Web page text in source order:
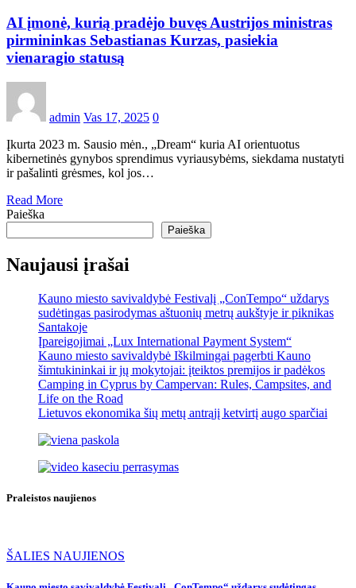
AI įmonė, kurią pradėjo buvęs Austrijos ministras
pirmininkas Sebastianas Kurzas, pasiekia
vienaragio statusą
admin Vas 17, 2025 0
Įkurta 2023 m. Sausio mėn., „Dream“ kuria AI orientuotus
kibernetinės gynybos sprendimus vyriausybėms, siekdama nustatyti
ir pašalinti grėsmes, kol jos…
Read More
Paieška
Paieška
Naujausi įrašai
Kauno miesto savivaldybė Festivalį „ConTempo“ uždarys
sudėtingas pasirodymas aštuonių metrų aukštyje ir piknikas
Santakoje
Įpareigojimai „Lux International Payment System“
Kauno miesto savivaldybė Iškilmingai pagerbti Kauno
šimtukininkai ir jų mokytojai: įteiktos premijos ir padėkos
Camping in Cyprus by Campervan: Rules, Campsites, and
Life on the Road
Lietuvos ekonomika šių metų antrąjį ketvirtį augo sparčiai
Praleistos naujienos
ŠALIES NAUJIENOS